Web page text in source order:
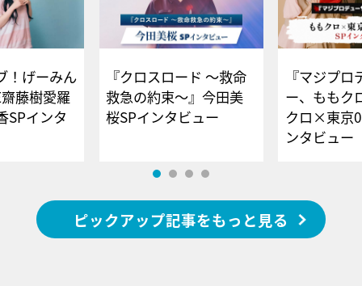
！げーみん
藤樹愛羅
SPインタ
『クロスロード ～救命
救急の約束～』今田美
桜SPインタビュー
『マジプロ
ー、ももク
クロ×東京
ンタビュー
ピックアップ記事をもっと見る